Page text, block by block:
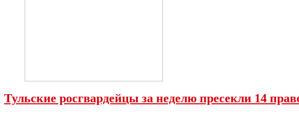
Тульские росгвардейцы за неделю пресекли 14